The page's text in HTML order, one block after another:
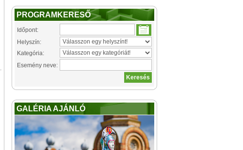
PROGRAMKERESŐ
Időpont:
Helyszín:
Kategória:
Esemény neve:
GALÉRIA AJÁNLÓ